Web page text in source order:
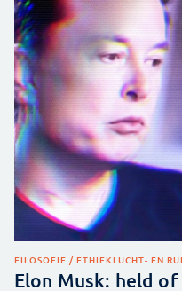
FILOSOFIE / ETHIEKLUCHT- EN
Elon Musk: held of